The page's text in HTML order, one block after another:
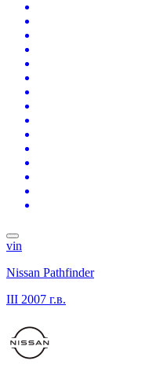
vin
Nissan Pathfinder
III 2007 г.в.